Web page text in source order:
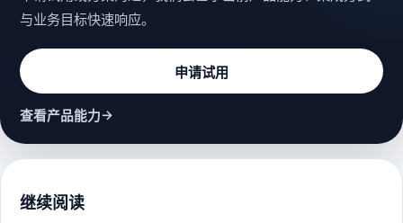
与业务目标快速响应。
申请试用
查看产品能力→
继续阅读